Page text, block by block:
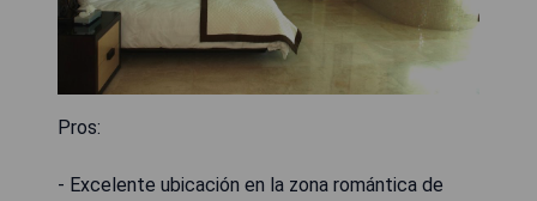
Pros:
- Excelente ubicación en la zona romántica de